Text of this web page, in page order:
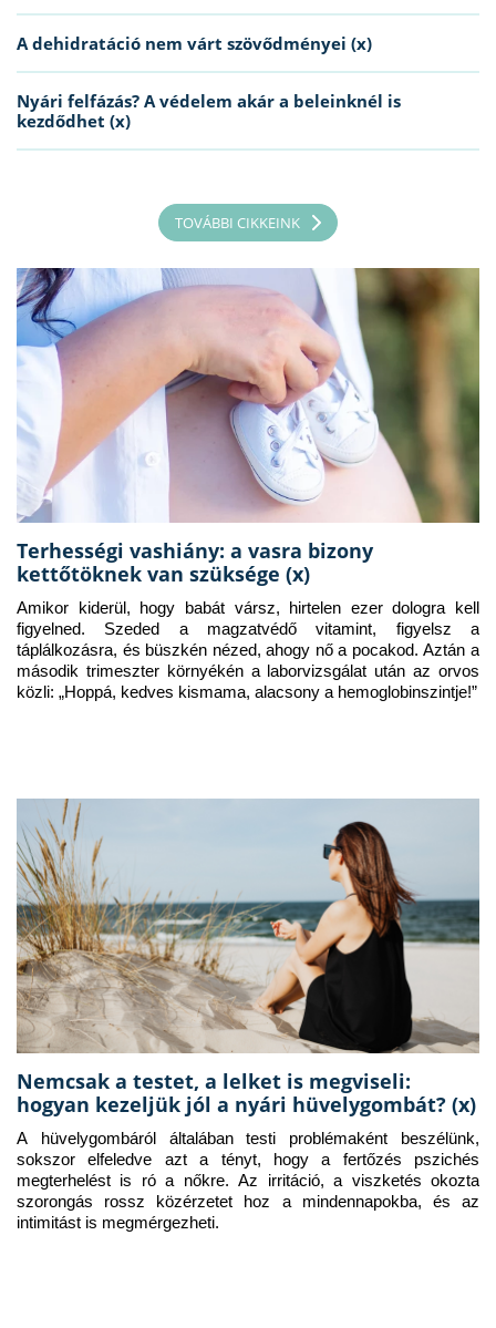
A dehidratáció nem várt szövődményei (x)
Nyári felfázás? A védelem akár a beleinknél is
kezdődhet (x)
TOVÁBBI CIKKEINK
Terhességi vashiány: a vasra bizony
kettőtöknek van szüksége (x)
Amikor kiderül, hogy babát vársz, hirtelen ezer dologra kell
figyelned. Szeded a magzatvédő vitamint, figyelsz a
táplálkozásra, és büszkén nézed, ahogy nő a pocakod. Aztán a
második trimeszter környékén a laborvizsgálat után az orvos
közli: „Hoppá, kedves kismama, alacsony a hemoglobinszintje!”
Nemcsak a testet, a lelket is megviseli:
hogyan kezeljük jól a nyári hüvelygombát? (x)
A hüvelygombáról általában testi problémaként beszélünk,
sokszor elfeledve azt a tényt, hogy a fertőzés pszichés
megterhelést is ró a nőkre. Az irritáció, a viszketés okozta
szorongás rossz közérzetet hoz a mindennapokba, és az
intimitást is megmérgezheti.